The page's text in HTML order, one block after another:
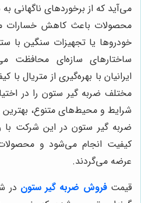
می‌آید که از برخوردهای ناگهانی
محصولات باعث کاهش خسارات
خودروها یا تجهیزات سنگین با
ساختارهای سازه‌ای محافظت
ایرانیان با بهره‌گیری از متریال
مختلف ضربه گیر ستون را در
شرایط و محیط‌های متنوع، بهترین
ضربه گیر ستون در این شرکت با
کیفیت انجام می‌شود و محصولات
عرضه می‌گردند.
قیمتفروش ضربه گیر ستون در